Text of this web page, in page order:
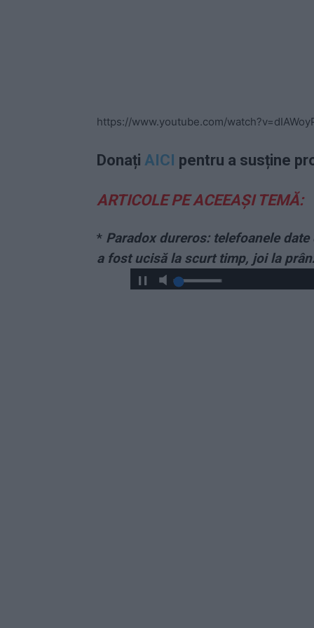
https://www.youtube.com/
Donați AICI pentru a susține
ARTICOLE PE ACEEAȘI TEMĂ:
* Paradox dureros: telefoanele
a fost ucisă la scurt timp, joi la